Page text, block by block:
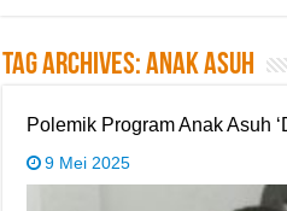
Tag Archives:Anak asuh
Polemik Program Anak Asuh
9 Mei 2025